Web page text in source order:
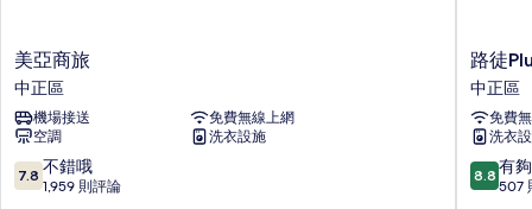
美
亞
商
旅
中
正
區
美亞商旅
中正區
機場接送
免費無線上網
空調
洗衣設施
7.8
分，
7.8 不錯哦
1,959 則評論
路
徒
Plus
行
旅
－
站
路徒
中正區
免費
洗衣
8.8
分，
8.8 有
507